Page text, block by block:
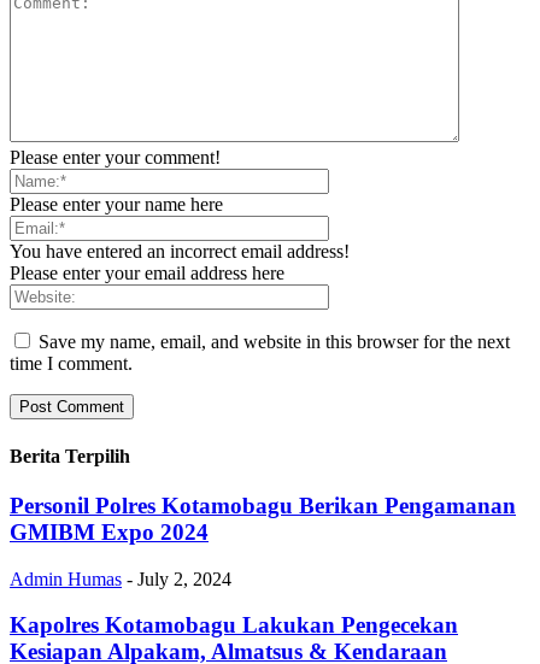
Please enter your comment!
Please enter your name here
You have entered an incorrect email address!
Please enter your email address here
Save my name, email, and website in this browser for the next
time I comment.
Berita Terpilih
Personil Polres Kotamobagu Berikan Pengamanan
GMIBM Expo 2024
Admin Humas - July 2, 2024
Kapolres Kotamobagu Lakukan Pengecekan
Kesiapan Alpakam, Almatsus & Kendaraan